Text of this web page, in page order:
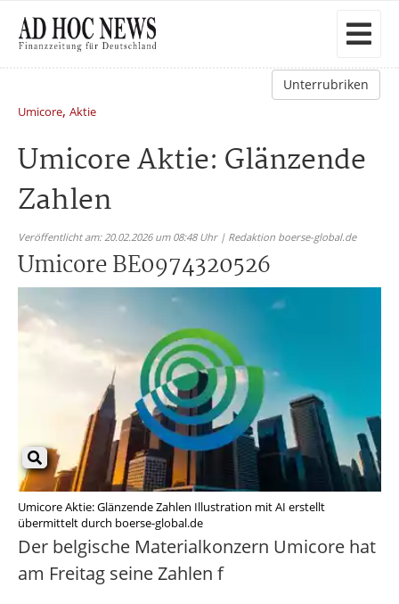
Unterrubriken
Umicore, Aktie
Umicore Aktie: Glänzende
Zahlen
Veröffentlicht am: 20.02.2026 um 08:48 Uhr | Redaktion boerse-global.de
Umicore BE0974320526
Umicore Aktie: Glänzende Zahlen Illustration mit AI erstellt
übermittelt durch boerse-global.de
Der belgische Materialkonzern Umicore hat
am Freitag seine Zahlen f